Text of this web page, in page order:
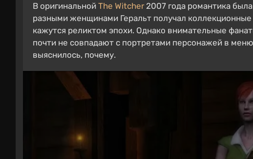
В оригинальной The Witcher2007 года романтика
разными женщинами Геральт получал
кажутся реликтом эпохи. Однако внимательные
почти не совпадают с портретами персонажей в
выяснилось, почему.